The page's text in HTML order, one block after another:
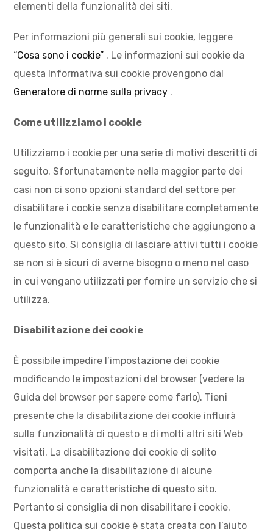
elementi della funzionalità dei siti.
Per informazioni più generali sui cookie, leggere
“Cosa sono i cookie” . Le informazioni sui cookie da
questa Informativa sui cookie provengono dal
Generatore di norme sulla privacy .
Come utilizziamo i cookie
Utilizziamo i cookie per una serie di motivi descritti di
seguito. Sfortunatamente nella maggior parte dei
casi non ci sono opzioni standard del settore per
disabilitare i cookie senza disabilitare completamente
le funzionalità e le caratteristiche che aggiungono a
questo sito. Si consiglia di lasciare attivi tutti i cookie
se non si è sicuri di averne bisogno o meno nel caso
in cui vengano utilizzati per fornire un servizio che si
utilizza.
Disabilitazione dei cookie
È possibile impedire l’impostazione dei cookie
modificando le impostazioni del browser (vedere la
Guida del browser per sapere come farlo). Tieni
presente che la disabilitazione dei cookie influirà
sulla funzionalità di questo e di molti altri siti Web
visitati. La disabilitazione dei cookie di solito
comporta anche la disabilitazione di alcune
funzionalità e caratteristiche di questo sito.
Pertanto si consiglia di non disabilitare i cookie.
Questa politica sui cookie è stata creata con l’aiuto